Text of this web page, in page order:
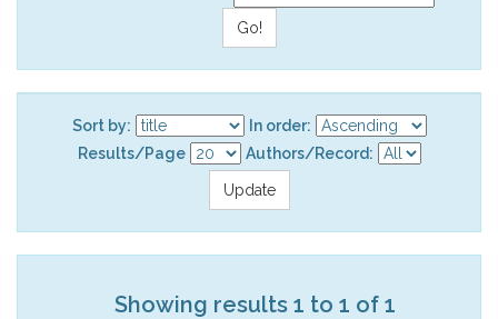
Sort by:
In order:
Results/Page
Authors/Record:
Showing results 1 to 1 of 1